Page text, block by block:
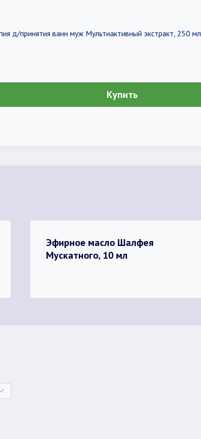
д/принятия ванн муж Мультиактивный экстракт, 250 мл
Купить
Эфирное масло Шалфея
Мускатного, 10 мл